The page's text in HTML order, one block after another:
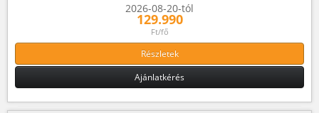
2026-08-20-tól
129.990
Ft/fő
Részletek
Ajánlatkérés